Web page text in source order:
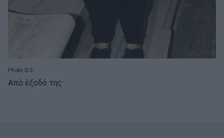
Photo 3/5
Από έξοδό της